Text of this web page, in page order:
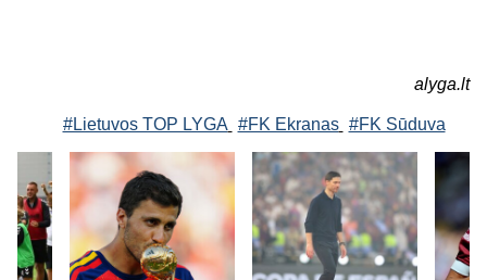
alyga.lt
#Lietuvos TOP LYGA #FK Ekranas #FK Sūduva